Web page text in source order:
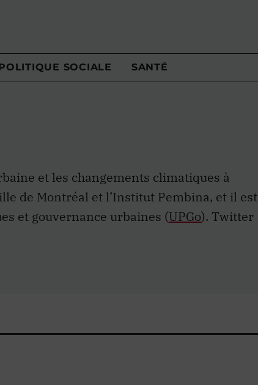
SOCIALE SANTÉ
et les changements climatiques à
de Montréal et l’Institut Pembina, et il est
et gouvernance urbaines (UPGo). Twitter